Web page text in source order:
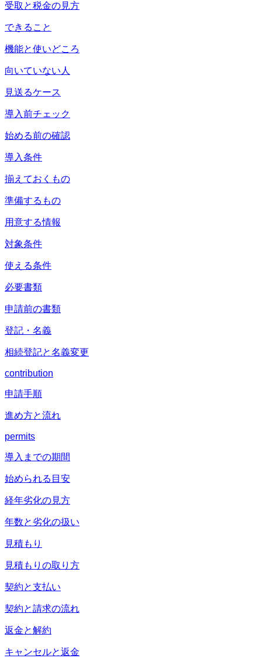
受取と税金の見方
できること
機能と使いどころ
向いていない人
見送るケース
導入前チェック
始める前の確認
導入条件
揃えておくもの
準備するもの
用意する情報
対象条件
使える条件
必要書類
申請前の書類
登記・名義
相続登記と名義変更
contribution
申請手順
進め方と流れ
permits
導入までの期間
始められる目安
経年劣化の見方
年数と劣化の扱い
見積もり
見積もりの取り方
契約と支払い
契約と請求の流れ
返金と解約
キャンセルと返金